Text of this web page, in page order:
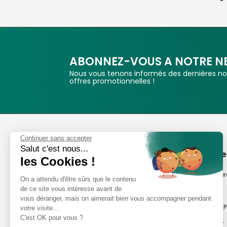
ABONNEZ-VOUS A NOTRE
Nous vous tenons informés des dernières
offres promotionnelles !
Phox
Spécialiste de l'image
Suivez-nous
Avis clients
A propos
Notre savoir-
Nos magasins
Notre newsletter
Continuer sans accepter
Salut c'est nous...
les Cookies !
On a attendu d'être sûrs que le contenu
de ce site vous intéresse avant de
vous déranger, mais on aimerait bien vous accompagner pendant
votre visite...
C'est OK pour vous ?